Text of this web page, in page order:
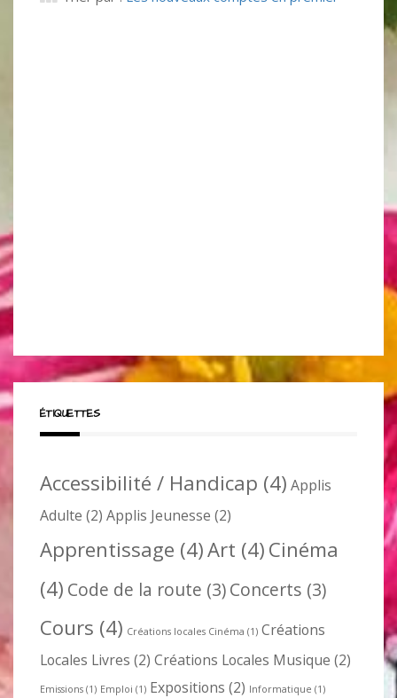
ÉTIQUETTES
Accessibilité / Handicap (4) Applis
Adulte (2) Applis Jeunesse (2)
Apprentissage (4)Art (4) Cinéma
(4) Code de la route (3)Concerts (3)
Cours (4) Créations locales Cinéma (1) Créations
Locales Livres (2) Créations Locales Musique (2)
Emissions (1) Emploi (1) Expositions (2) Informatique (1)